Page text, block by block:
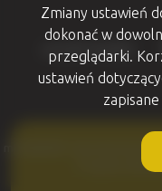
social media
mKWADRAT nieruchomości
Program dla
Zmiany ustawień
dokonać w
przeglądarki.
ustawień